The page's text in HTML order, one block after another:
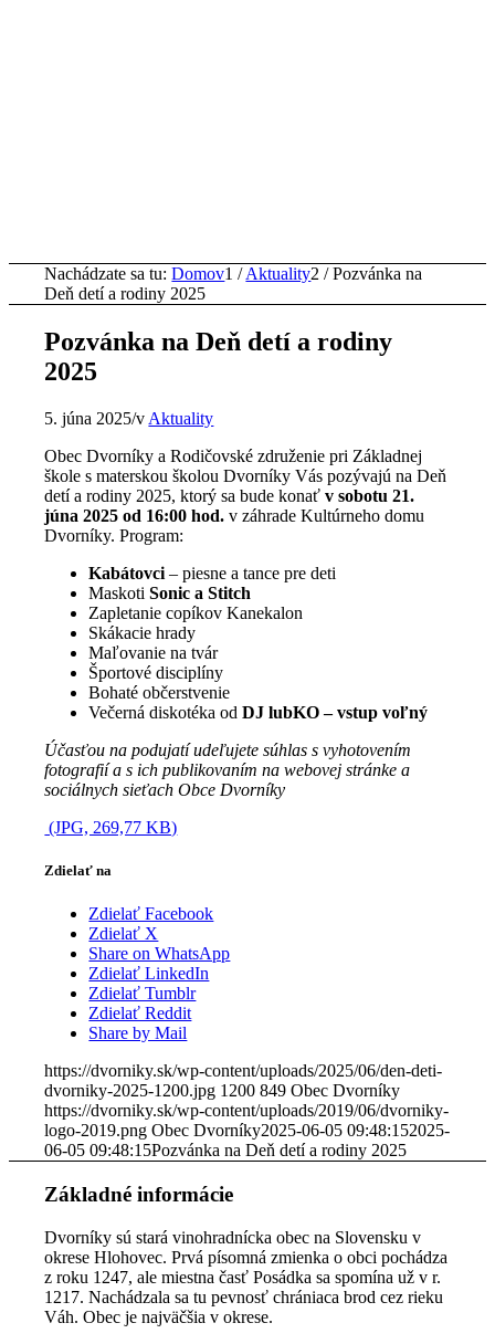
Nachádzate sa tu: Domov1 / Aktuality2 / Pozvánka na
Deň detí a rodiny 2025
Pozvánka na Deň detí a rodiny
2025
5. júna 2025/v Aktuality
Obec Dvorníky a Rodičovské združenie pri Základnej
škole s materskou školou Dvorníky Vás pozývajú na Deň
detí a rodiny 2025, ktorý sa bude konaťv sobotu 21.
júna 2025 od 16:00 hod. v záhrade Kultúrneho domu
Dvorníky. Program:
Kabátovci – piesne a tance pre deti
Maskoti Sonic a Stitch
Zapletanie copíkov Kanekalon
Skákacie hrady
Maľovanie na tvár
Športové disciplíny
Bohaté občerstvenie
Večerná diskotéka odDJ lubKO – vstup voľný
Účasťou na podujatí udeľujete súhlas s vyhotovením
fotografií a s ich publikovaním na webovej stránke a
sociálnych sieťach Obce Dvorníky
(JPG, 269,77 KB)
Zdielať na
Zdielať Facebook
Zdielať X
Share on WhatsApp
Zdielať LinkedIn
Zdielať Tumblr
Zdielať Reddit
Share by Mail
https://dvorniky.sk/wp-content/uploads/2025/06/den-deti-
dvorniky-2025-1200.jpg 1200 849 Obec Dvorníky
https://dvorniky.sk/wp-content/uploads/2019/06/dvorniky-
logo-2019.png Obec Dvorníky2025-06-05 09:48:152025-
06-05 09:48:15Pozvánka na Deň detí a rodiny 2025
Základné informácie
Dvorníky sú stará vinohradnícka obec na Slovensku v
okrese Hlohovec. Prvá písomná zmienka o obci pochádza
z roku 1247, ale miestna časť Posádka sa spomína už v r.
1217. Nachádzala sa tu pevnosť chrániaca brod cez rieku
Váh. Obec je najväčšia v okrese.